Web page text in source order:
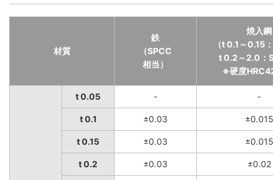
材質
鉄
（SPCC
相当）
焼入鋼
（t 0.1～0.15
t 0.2～2.0：
※硬度
t 0.05 - -
t 0.1 ±0.03 ±0.015
t 0.15 ±0.03 ±0.015
t 0.2 ±0.03 ±0.02